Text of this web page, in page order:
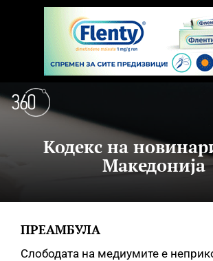
Кодекс на
Македонија
ПРЕАМБУЛА
Слободата на медиумите е